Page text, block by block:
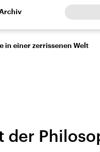
Europa
Iran
in einer zerrissenen Welt
der